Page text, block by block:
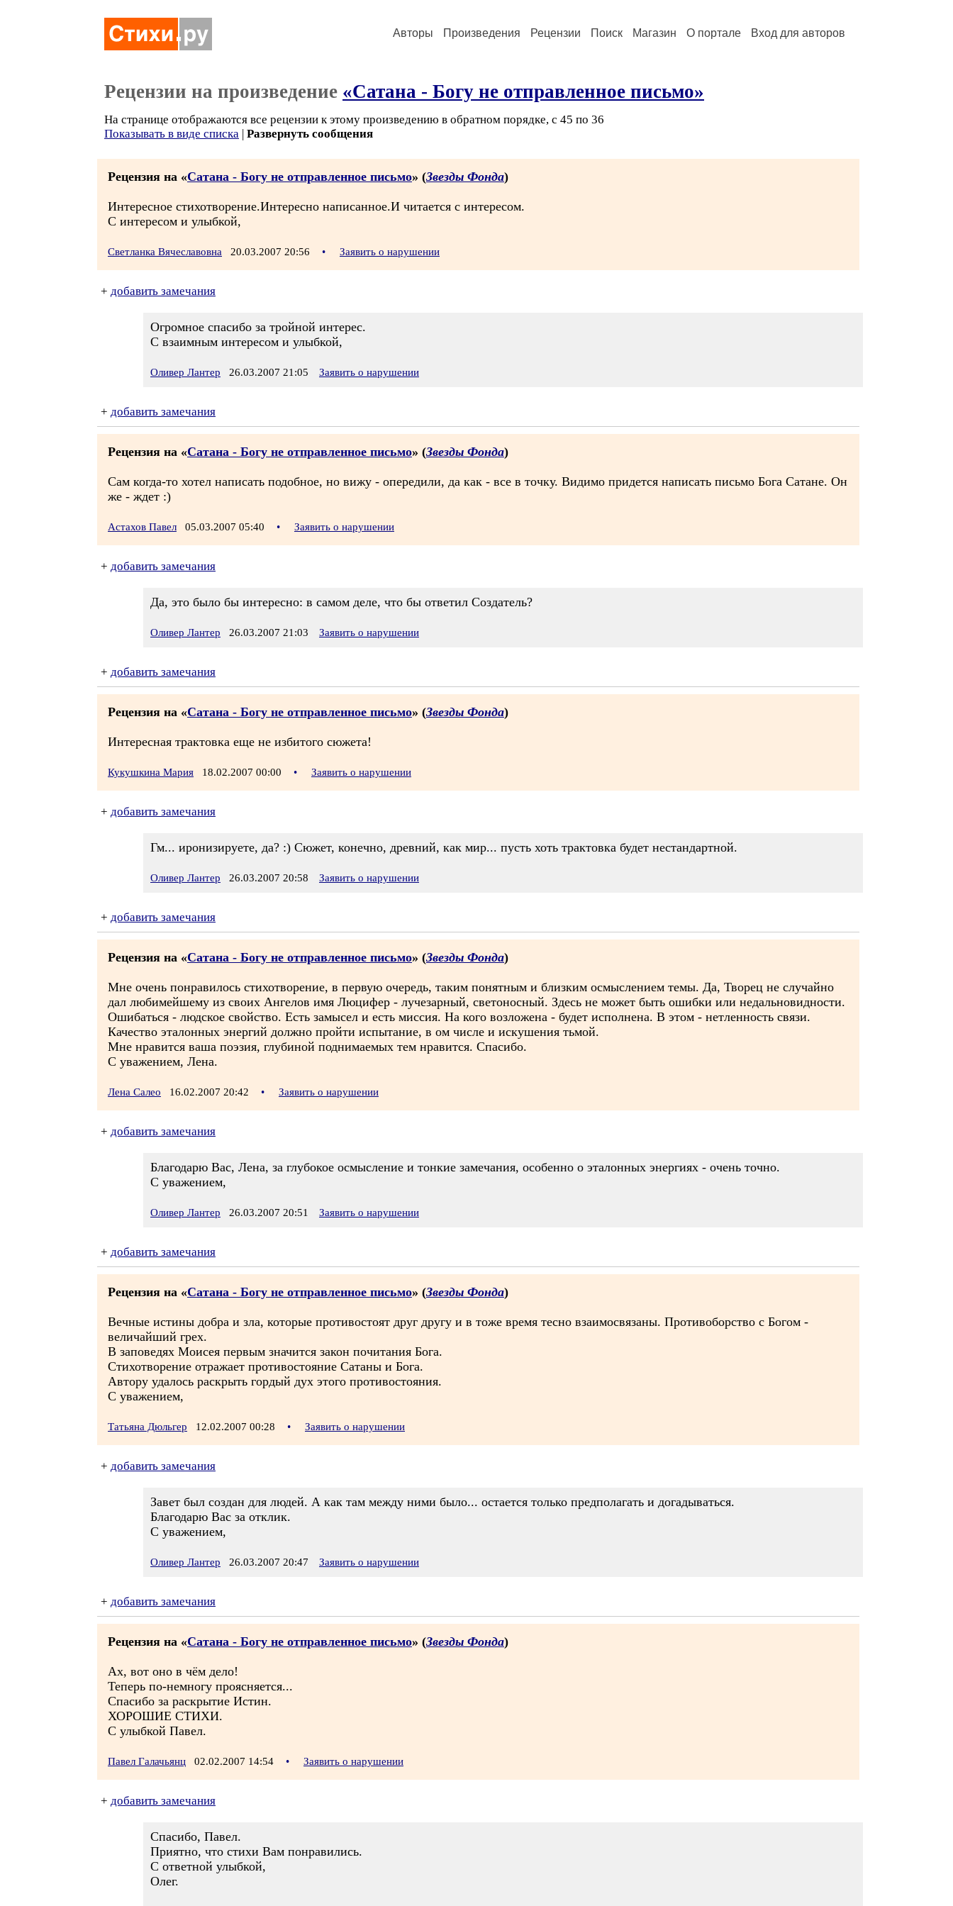
Авторы Произведения Рецензии Поиск Магазин О портале Вход для авторов
Рецензии на произведение «Сатана - Богу не отправленное письмо»
На странице отображаются все рецензии к этому произведению в обратном порядке, с 45 по 36
Показывать в виде списка | Развернуть сообщения
Рецензия на «Сатана - Богу не отправленное письмо» (Звезды Фонда)
Интересное стихотворение.Интересно написанное.И читается с интересом.
С интересом и улыбкой,
Светланка Вячеславовна 20.03.2007 20:56 • Заявить о нарушении
+ добавить замечания
Огромное спасибо за тройной интерес.
С взаимным интересом и улыбкой,
Оливер Лантер 26.03.2007 21:05 Заявить о нарушении
+ добавить замечания
Рецензия на «Сатана - Богу не отправленное письмо» (Звезды Фонда)
Сам когда-то хотел написать подобное, но вижу - опередили, да как - все в точку. Видимо придется написать письмо Бога Сатане. Он
же - ждет :)
Астахов Павел 05.03.2007 05:40 • Заявить о нарушении
+ добавить замечания
Да, это было бы интересно: в самом деле, что бы ответил Создатель?
Оливер Лантер 26.03.2007 21:03 Заявить о нарушении
+ добавить замечания
Рецензия на «Сатана - Богу не отправленное письмо» (Звезды Фонда)
Интересная трактовка еще не избитого сюжета!
Кукушкина Мария 18.02.2007 00:00 • Заявить о нарушении
+ добавить замечания
Гм... иронизируете, да? :) Сюжет, конечно, древний, как мир... пусть хоть трактовка будет нестандартной.
Оливер Лантер 26.03.2007 20:58 Заявить о нарушении
+ добавить замечания
Рецензия на «Сатана - Богу не отправленное письмо» (Звезды Фонда)
Мне очень понравилось стихотворение, в первую очередь, таким понятным и близким осмыслением темы. Да, Творец не случайно
дал любимейшему из своих Ангелов имя Люцифер - лучезарный, светоносный. Здесь не может быть ошибки или недальновидности.
Ошибаться - людское свойство. Есть замысел и есть миссия. На кого возложена - будет исполнена. В этом - нетленность связи.
Качество эталонных энергий должно пройти испытание, в ом числе и искушения тьмой.
Мне нравится ваша поэзия, глубиной поднимаемых тем нравится. Спасибо.
С уважением, Лена.
Лена Салео 16.02.2007 20:42 • Заявить о нарушении
+ добавить замечания
Благодарю Вас, Лена, за глубокое осмысление и тонкие замечания, особенно о эталонных энергиях - очень точно.
С уважением,
Оливер Лантер 26.03.2007 20:51 Заявить о нарушении
+ добавить замечания
Рецензия на «Сатана - Богу не отправленное письмо» (Звезды Фонда)
Вечные истины добра и зла, которые противостоят друг другу и в тоже время тесно взаимосвязаны. Противоборство с Богом -
величайший грех.
В заповедях Моисея первым значится закон почитания Бога.
Стихотворение отражает противостояние Сатаны и Бога.
Автору удалось раскрыть гордый дух этого противостояния.
С уважением,
Татьяна Дюльгер 12.02.2007 00:28 • Заявить о нарушении
+ добавить замечания
Завет был создан для людей. А как там между ними было... остается только предполагать и догадываться.
Благодарю Вас за отклик.
С уважением,
Оливер Лантер 26.03.2007 20:47 Заявить о нарушении
+ добавить замечания
Рецензия на «Сатана - Богу не отправленное письмо» (Звезды Фонда)
Ах, вот оно в чём дело!
Теперь по-немногу проясняется...
Спасибо за раскрытие Истин.
ХОРОШИЕ СТИХИ.
С улыбкой Павел.
Павел Галачьянц 02.02.2007 14:54 • Заявить о нарушении
+ добавить замечания
Спасибо, Павел.
Приятно, что стихи Вам понравились.
С ответной улыбкой,
Олег.